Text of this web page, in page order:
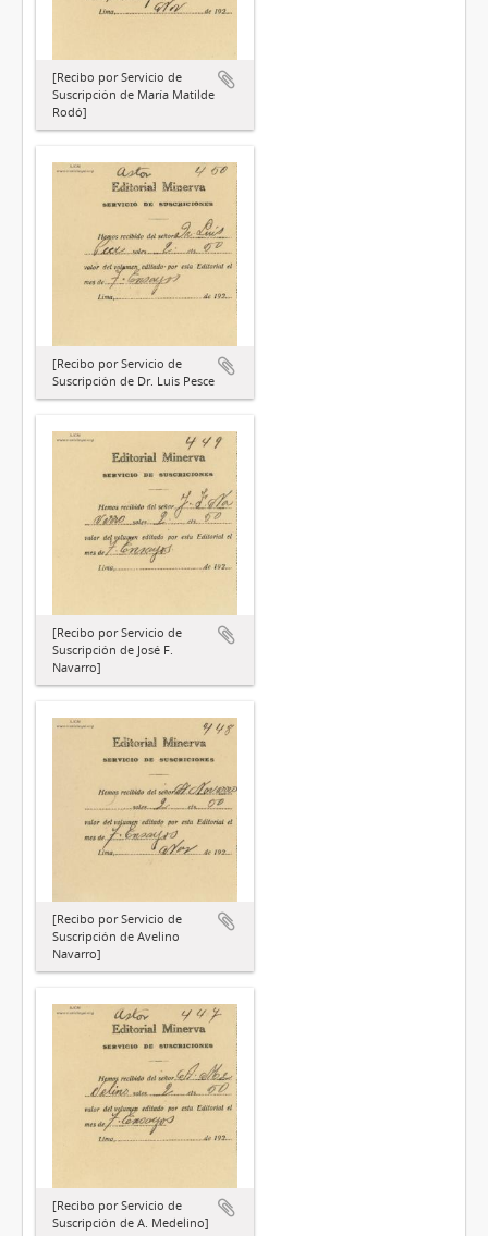
[Recibo por Servicio de
Suscripción de María Matilde
Rodó]
[Recibo por Servicio de
Suscripción de Dr. Luis Pesce
[Recibo por Servicio de
Suscripción de José F.
Navarro]
[Recibo por Servicio de
Suscripción de Avelino
Navarro]
[Recibo por Servicio de
Suscripción de A. Medelino]